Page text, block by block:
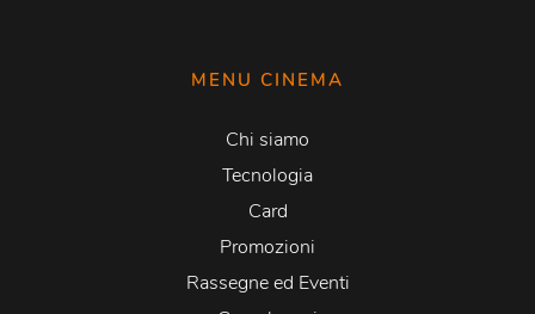
MENU CINEMA
Chi siamo
Tecnologia
Card
Promozioni
Rassegne ed Eventi